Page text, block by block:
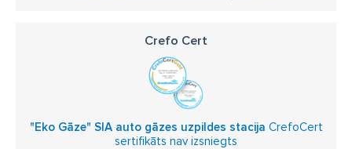
Crefo Cert
"Eko Gāze" SIA auto gāzes uzpildes stacija CrefoCert
sertifikāts nav izsniegts